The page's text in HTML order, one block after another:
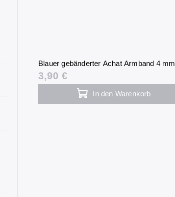
Blauer gebänderter Achat Armband 4 mm
3,90 €
In den Warenkorb